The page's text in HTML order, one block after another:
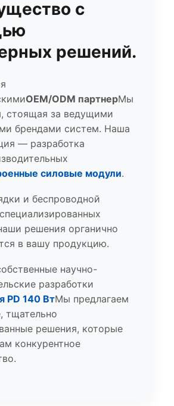
с
решений.
OEM/ODM партнерМы
стоящая за ведущими
брендами систем. Наша
— разработка
силовые модули.
и беспроводной
решения органично
в вашу продукцию.
научно-
разработки
PD 140 ВтМы предлагаем
тщательно
решения, которые
конкурентное